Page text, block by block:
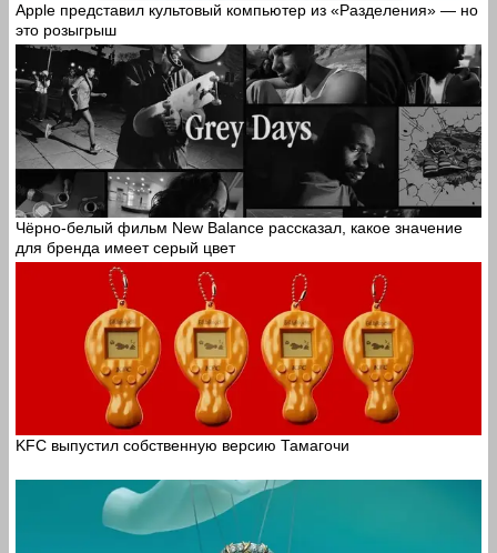
Apple представил культовый компьютер из «Разделения» — но
это розыгрыш
Чёрно-белый фильм New Balance рассказал, какое значение
для бренда имеет серый цвет
KFC выпустил собственную версию Тамагочи